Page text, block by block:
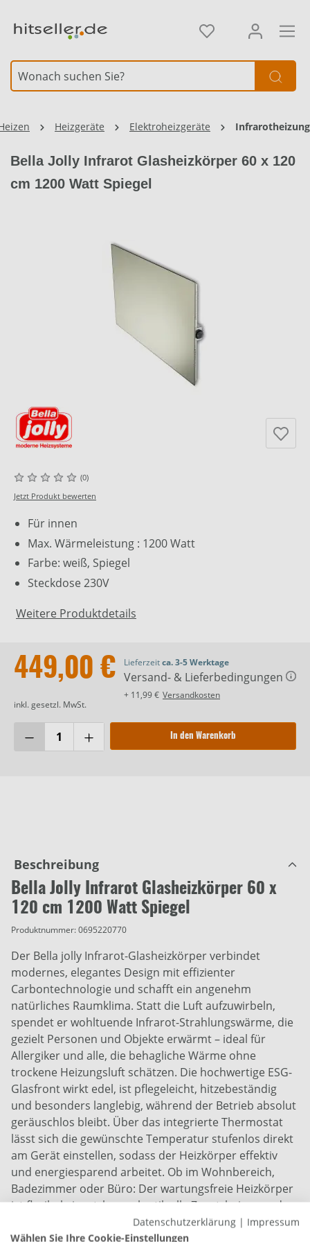
Heizgeräte Elektroheizgeräte Infrarotheizung
Bella Jolly Infrarot Glasheizkörper 60 x 120
cm 1200 Watt Spiegel
(0)
Jetzt Produkt bewerten
Für innen
Max. Wärmeleistung : 1200 Watt
Farbe: weiß, Spiegel
Steckdose 230V
Weitere Produktdetails
449,00 €
inkl. gesetzl. MwSt.
Lieferzeitca. 3-5 Werktage
Versand- & Lieferbedingungen
+ 11,99 € Versandkosten
In den Warenkorb
Beschreibung
Bella Jolly Infrarot Glasheizkörper 60 x
120 cm 1200 Watt Spiegel
Produktnummer:0695220770
Der Bella jolly Infrarot-Glasheizkörper verbindet
modernes, elegantes Design mit effizienter
Carbontechnologie und schafft ein angenehm
natürliches Raumklima. Statt die Luft aufzuwirbeln,
spendet er wohltuende Infrarot-Strahlungswärme, die
gezielt Personen und Objekte erwärmt – ideal für
Allergiker und alle, die behagliche Wärme ohne
trockene Heizungsluft schätzen. Die hochwertige ESG-
Glasfront wirkt edel, ist pflegeleicht, hitzebeständig
und besonders langlebig, während der Betrieb absolut
geräuschlos bleibt. Über das integrierte Thermostat
lässt sich die gewünschte Temperatur stufenlos direkt
am Gerät einstellen, sodass der Heizkörper effektiv
und energiesparend arbeitet. Ob im Wohnbereich,
Badezimmer oder Büro: Der wartungsfreie Heizkörper
ist flexibel einsetzbar – als stilvolle Zusatzheizung oder
als vollwertige Wärmequelle in gut gedämmten
Räumen. Die Montage ist unkompliziert:
Datenschutzerklärung | Impressum
Wählen Sie Ihre Cookie-Einstellungen